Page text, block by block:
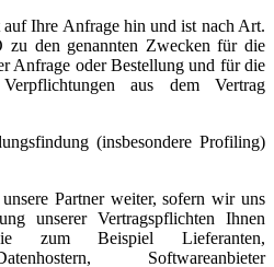
Ihre Anfrage hin und ist nach Art.
den genannten Zwecken für die
Anfrage oder Bestellung und für die
aus dem Vertrag
(insbesondere Profiling)
Partner weiter, sofern wir uns
unserer Vertragspflichten Ihnen
zum Beispiel Lieferanten,
Softwareanbieter